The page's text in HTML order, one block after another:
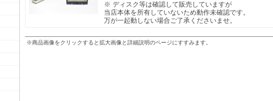
※ ディスク等は確認して販売していますが
当店本体を所有していないため動作未確認です。
万が一起動しない場合ご了承くださいませ。
※商品画像をクリックすると拡大画像と詳細説明のページにすすみます。